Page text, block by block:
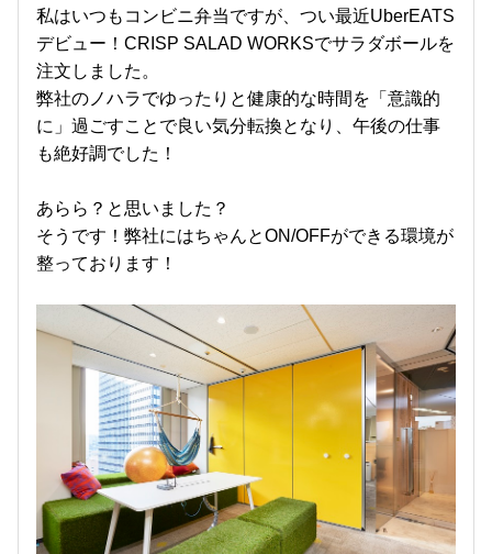
私はいつもコンビニ弁当ですが、つい最近UberEATS
デビュー！CRISP SALAD WORKSでサラダボールを
注文しました。
弊社のノハラでゆったりと健康的な時間を「意識的
に」過ごすことで良い気分転換となり、午後の仕事
も絶好調でした！
あらら？と思いました？
そうです！弊社にはちゃんとON/OFFができる環境が
整っております！